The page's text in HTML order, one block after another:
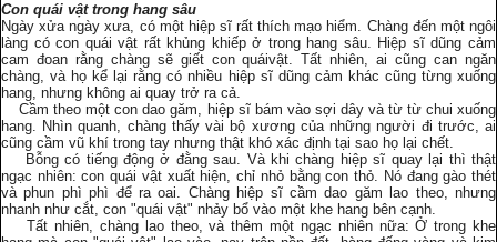
Con quái vật trong hang sâu
Ngày xửa ngày xưa, có một hiệp sĩ rất thích mạo hiểm. Chàng đến một ngôi
làng có con quái vật rất khủng khiếp ở trong hang sâu. Hiệp sĩ dũng cảm
cam đoan rằng chàng sẽ giết con quáivật. Tất nhiên, ai cũng can ngăn
chàng, và họ kể lại rằng có nhiều hiệp sĩ dũng cảm khác cũng từng xuống
hang, nhưng không ai quay trở ra cả.
Cầm theo một con dao găm, hiệp sĩ bám vào sợi dây và từ từ chui xuống
hang. Nhìn quanh, chàng thấy vài bộ xương của những người đi trước, ai
cũng cầm vũ khí trong tay nhưng thật khó xác định tại sao họ lại chết.
Bỗng có tiếng động ở đằng sau. Và khi chàng hiệp sĩ quay lại thì thật
ngạc nhiên: con quái vật xuất hiện, chỉ nhỏ bằng con thỏ. Nó đang gào thét
và phun phì phì để ra oai. Chàng hiệp sĩ cầm dao găm lao theo, nhưng
nhanh như cắt, con "quái vật" nhảy bổ vào một khe hang bên cạnh.
Tất nhiên, chàng lao theo, và thêm một ngạc nhiên nữa: Ở trong khe